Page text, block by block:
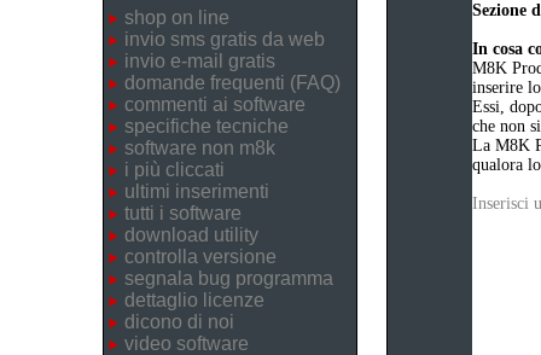
shop on line
invio sms gratis da web
invio e-mail gratis
domande frequenti (FAQ)
commenti ai software
specifiche tecniche
software non m8k
i più cliccati
ultimi inserimenti
tutti i software
download utility
controlla versione
segnala bug programma
dettaglio licenze
dicono di noi
video software
Sezione
In cosa
M8K
inserire
Essi,
che non
La M8K
qualora
Inserisci